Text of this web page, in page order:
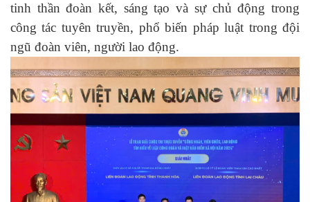
tinh thần đoàn kết, sáng tạo và sự chủ động trong
công tác tuyên truyền, phổ biến pháp luật trong đội
ngũ đoàn viên, người lao động.